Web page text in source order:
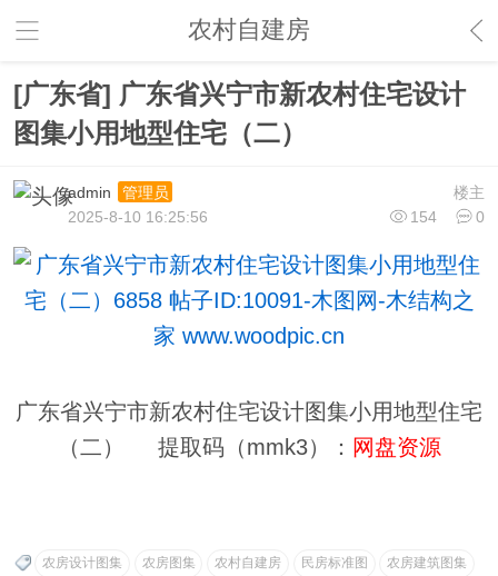
农村自建房
[广东省] 广东省兴宁市新农村住宅设计
图集小用地型住宅（二）
楼主
admin
管理员
154
0
2025-8-10 16:25:56
广东省兴宁市新农村住宅设计图集小用地型住宅
（二） 提取码（mmk3）： 网盘资源
农房设计图集 农房图集 农村自建房 民房标准图 农房建筑图集